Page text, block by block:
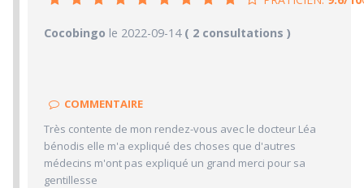
PRATICIEN9.6/10
10/10 Clarté des informations médicales délivrées
10/10 Délai pour obtenir un 1er RDV
8/10 Ponctualité/Temps en salle d'attente/Retard
Cocobingo le 2022-09-14 ( 2 consultations )
COMMENTAIRE
Très contente de mon rendez-vous avec le docteur Léa
bénodis elle m'a expliqué des choses que d'autres
médecins m'ont pas expliqué un grand merci pour sa
gentillesse